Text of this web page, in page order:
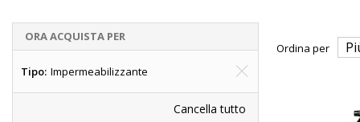
Ordina per
ORA ACQUISTA PER
Tipo Impermeabilizzante
Cancella tutto